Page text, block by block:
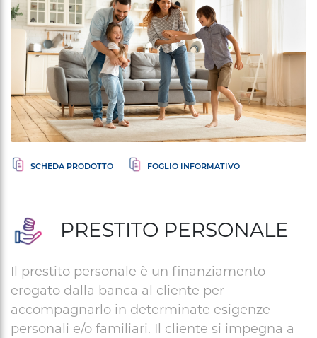
PRESTITO PERSONALE
Il prestito personale è un finanziamento
erogato dalla banca al cliente per
accompagnarlo in determinate esigenze
personali e/o familiari. Il cliente si impegna a